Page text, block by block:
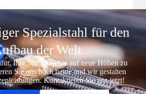
Spezialstahl für den
der Welt
Ihre Stahlprojekte auf neue Höhen zu
Sie uns noch heute und wir gestalten
Kontaktieren Sie uns jetzt!